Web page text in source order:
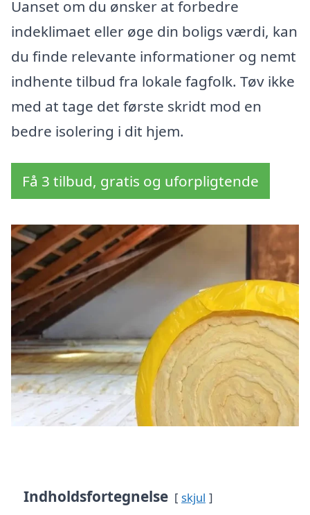
Uanset om du ønsker at forbedre
indeklimaet eller øge din boligs værdi, kan
du finde relevante informationer og nemt
indhente tilbud fra lokale fagfolk. Tøv ikke
med at tage det første skridt mod en
bedre isolering i dit hjem.
Få 3 tilbud, gratis og uforpligtende
Indholdsfortegnelse skjul